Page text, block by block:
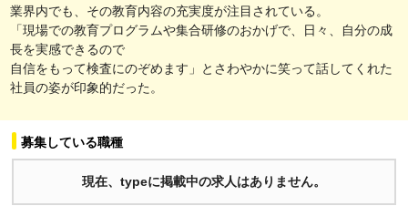
業界内でも、その教育内容の充実度が注目されている。
「現場での教育プログラムや集合研修のおかげで、日々、自分の成
長を実感できるので
自信をもって検査にのぞめます」とさわやかに笑って話してくれた
社員の姿が印象的だった。
募集している職種
現在、typeに掲載中の求人はありません。